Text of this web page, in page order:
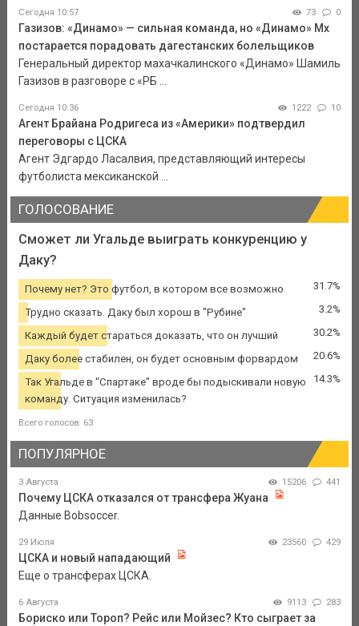
Сегодня 10:57 73 0
Газизов: «Динамо» — сильная команда, но «Динамо» Мх
постарается порадовать дагестанских болельщиков
Генеральный директор махачкалинского «Динамо» Шамиль
Газизов в разговоре с «РБ ...
Сегодня 10:36 1222 10
Агент Брайана Родригеса из «Америки» подтвердил
переговоры с ЦСКА
Агент Эдгардо Ласалвия, представляющий интересы
футболиста мексиканской ...
ГОЛОСОВАНИЕ
Сможет ли Угальде выиграть конкуренцию у
Даку?
Почему нет? Это футбол, в котором все возможно 31.7%
Трудно сказать. Даку был хорош в "Рубине" 3.2%
Каждый будет стараться доказать, что он лучший 30.2%
Даку более стабилен, он будет основным форвардом 20.6%
Так Угальде в "Спартаке" вроде бы подыскивали новую
команду. Ситуация изменилась?
14.3%
Всего голосов: 63
ПОПУЛЯРНОЕ
3 Августа 15206 441
Почему ЦСКА отказался от трансфера Жуана
Данные Bobsoccer.
29 Июля 23560 429
ЦСКА и новый нападающий
Еще о трансферах ЦСКА.
6 Августа 9113 283
Бориско или Тороп? Рейс или Мойзес? Кто сыграет за